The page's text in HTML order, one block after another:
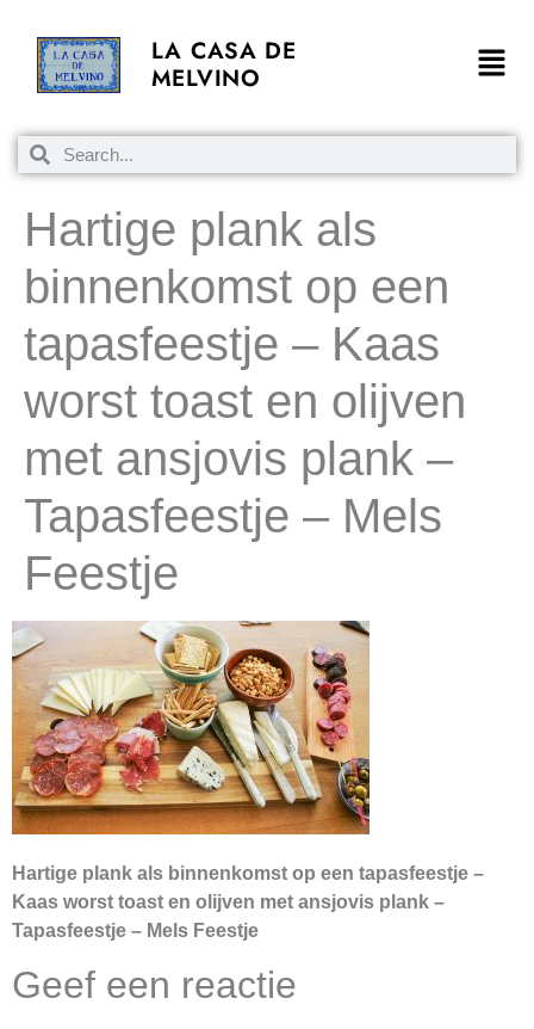
LA CASA DE
MELVINO
Hartige plank als
binnenkomst op een
tapasfeestje – Kaas
worst toast en olijven
met ansjovis plank –
Tapasfeestje – Mels
Feestje
Hartige plank als binnenkomst op een tapasfeestje –
Kaas worst toast en olijven met ansjovis plank –
Tapasfeestje – Mels Feestje
Geef een reactie